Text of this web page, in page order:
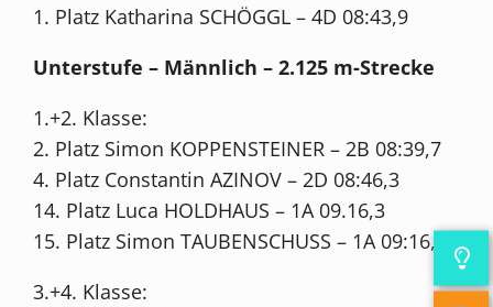
1. Platz Katharina SCHÖGGL – 4D 08:43,9
Unterstufe – Männlich – 2.125 m-Strecke
1.+2. Klasse:
2. Platz Simon KOPPENSTEINER – 2B 08:39,7
4. Platz Constantin AZINOV – 2D 08:46,3
14. Platz Luca HOLDHAUS – 1A 09.16,3
15. Platz Simon TAUBENSCHUSS – 1A 09:16,5
3.+4. Klasse: